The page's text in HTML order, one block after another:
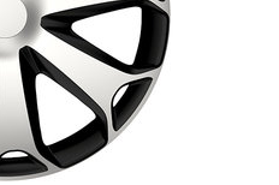
PASSAT)MPV, 4X4, CAMPER EN